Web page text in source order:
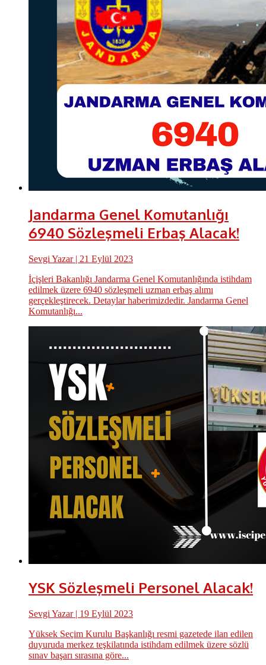
Jandarma Genel Komutanlığı
6940 Sözleşmeli Erbaş Alacak!
Sevgi Yazar| 21 Eylül 2023
İçişleri Bakanlığı Jandarma Genel Komutanlığında istihdam
edilmek üzere 6940 sözleşmeli uzman erbaş alımı
gerçekleştirecek. Detaylar haberimizdedir. Jandarma Genel
Komutanlığı...
YSK Sözleşmeli Personel Alacak!
Sevgi Yazar| 19 Eylül 2023
Yüksek Seçim Kurulu Başkanlığı resmi gazetede ilan edilen
duyuruda merkez teşkilatında istihdam edilmek üzere sözlü
sınav başarı sırasına göre...